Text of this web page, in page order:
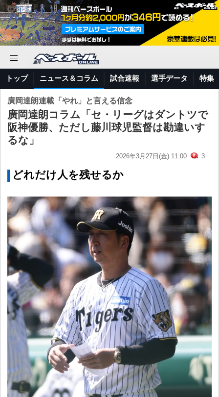
トップ ニュース＆コラム 試合速報 選手データ 特集
廣岡達朗連載「やれ」と言える信念
廣岡達朗コラム「セ・リーグはダントツで
阪神優勝、ただし藤川球児監督は勘違いす
るな」
2026年3月27日(金) 11:00 3
どれだけ人を残せるか